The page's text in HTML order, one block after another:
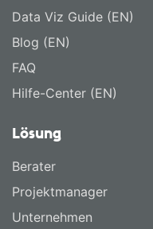
Data Viz Guide (EN)
Blog (EN)
FAQ
Hilfe-Center (EN)
Lösung
Berater
Projektmanager
Unternehmen